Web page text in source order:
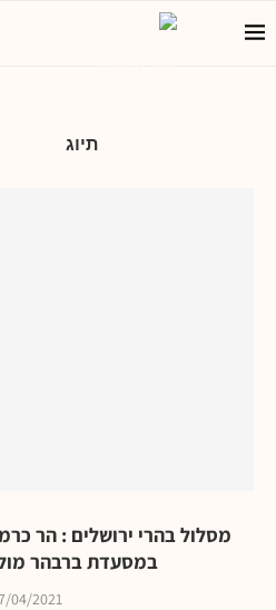
תיוג
מסלול בהרי ירושלים : הר
במסעדת ברבהר מול
04/2021